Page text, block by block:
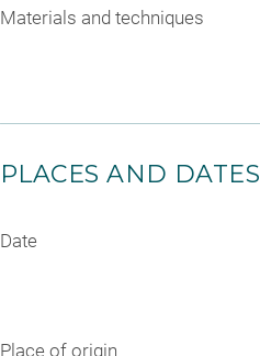
Materials and techniques
PLACES AND DATES
Date
Place of origin